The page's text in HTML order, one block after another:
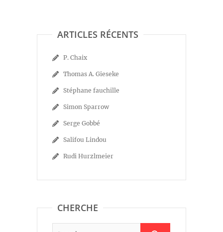
ARTICLES RÉCENTS
P. Chaix
Thomas A. Gieseke
Stéphane fauchille
Simon Sparrow
Serge Gobbé
Salifou Lindou
Rudi Hurzlmeier
CHERCHE